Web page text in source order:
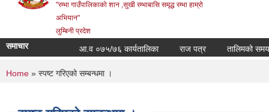
"रम्भा गाउँपालिकाको शान ,सुखी रम्भाबासि समृद्ध रम्भा हाम्रो
अभियान"
लुम्बिनी प्रदेश
समाचार आ.व ०७५/७६ कार्यतालिका राज पत्र तालिमको समय
You are here
Home » स्पष्ट गरिएको सम्बन्धमा ।